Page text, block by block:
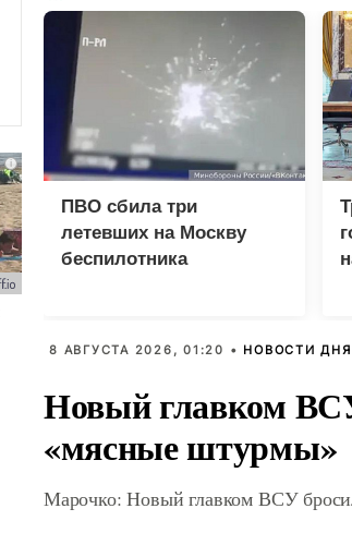
ПВО сбила три
летевших на Москву
беспилотника
8 АВГУСТА 2026, 01:20 • НОВОСТИ ДНЯ
Новый главком
«мясные штурмы»
Марочко: Новый главком ВСУ